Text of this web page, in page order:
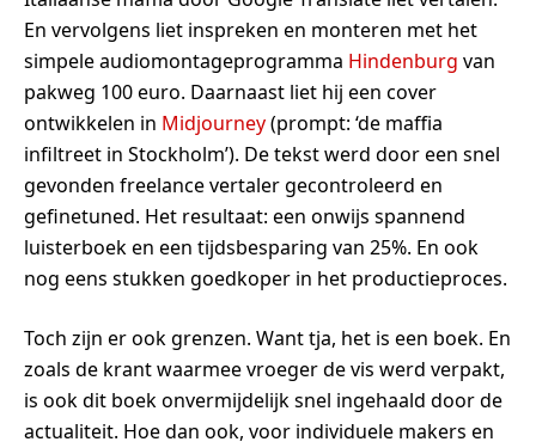
En vervolgens liet inspreken en monteren met het
simpele audiomontageprogramma Hindenburg van
pakweg 100 euro. Daarnaast liet hij een cover
ontwikkelen in Midjourney(prompt: ‘de maffia
infiltreet in Stockholm’). De tekst werd door een snel
gevonden freelance vertaler gecontroleerd en
gefinetuned. Het resultaat: een onwijs spannend
luisterboek en een tijdsbesparing van 25%. En ook
nog eens stukken goedkoper in het productieproces.
Toch zijn er ook grenzen. Want tja, het is een boek. En
zoals de krant waarmee vroeger de vis werd verpakt,
is ook dit boek onvermijdelijk snel ingehaald door de
actualiteit. Hoe dan ook, voor individuele makers en